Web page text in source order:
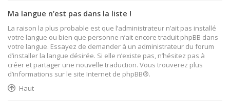
Ma langue n’est pas dans la liste !
La raison la plus probable est que l’administrateur n’ait pas installé
votre langue ou bien que personne n’ait encore traduit phpBB dans
votre langue. Essayez de demander à un administrateur du forum
d’installer la langue désirée. Si elle n’existe pas, n’hésitez pas à
créer et partager une nouvelle traduction. Vous trouverez plus
d’informations sur le site Internet de phpBB®.
Haut